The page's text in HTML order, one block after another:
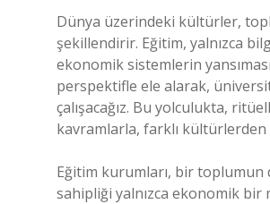
Dünya üzerindeki kültürler,
şekillendirir. Eğitim, yalnızca
ekonomik sistemlerin
perspektifle ele alarak,
çalışacağız. Bu yolculukta,
kavramlarla, farklı kültürlerden
Eğitim kurumları, bir
sahipliği yalnızca ekonomik bir